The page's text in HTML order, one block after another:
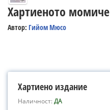
Хартиеното момиче
Автор: Гийом Мюсо
Хартиено издание
Наличност:ДА